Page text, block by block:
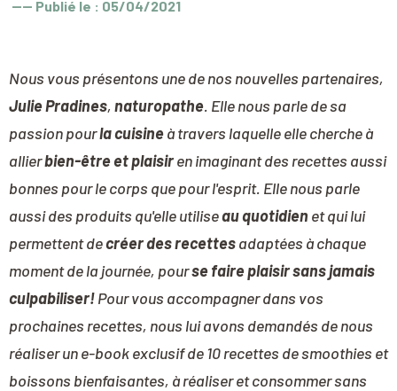
---- Publié le : 05/04/2021
Nous vous présentons une de nos nouvelles partenaires,
Julie Pradines, naturopathe. Elle nous parle de sa
passion pourla cuisineà travers laquelle elle cherche à
allierbien-être et plaisiren imaginant des recettes aussi
bonnes pour le corps que pour l'esprit. Elle nous parle
aussi des produits qu'elle utiliseau quotidien et qui lui
permettent decréer des recettesadaptées à chaque
moment de la journée, pourse faire plaisir sans jamais
culpabiliser!Pour vous accompagner dans vos
prochaines recettes, nous lui avons demandés de nous
réaliser un e-book exclusif de 10 recettes de smoothies et
boissons bienfaisantes, à réaliser et consommer sans